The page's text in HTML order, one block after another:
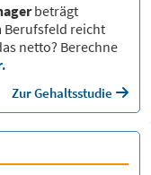
beträgt
Berufsfeld reicht
netto? Berechne
Zur Gehaltsstudie